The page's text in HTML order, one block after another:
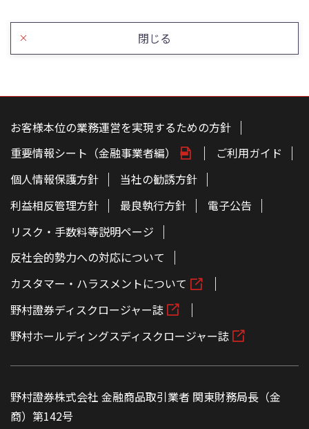
閉じる
こ
お客様本位の業務運営を実現するための方針
重要情報シート（金融事業者編）
ご利用ガイド
個人情報保護方針
当社の勧誘方針
利益相反管理方針
最良執行方針
電子公告
リスク・手数料等説明ページ
反社会的勢力への対応について
カスタマー・ハラスメントについて
野村證券ディスクロージャー誌
野村ホールディングスディスクロージャー誌
野村證券株式会社 金融商品取引業者 関東財務局長（金
商）第142号